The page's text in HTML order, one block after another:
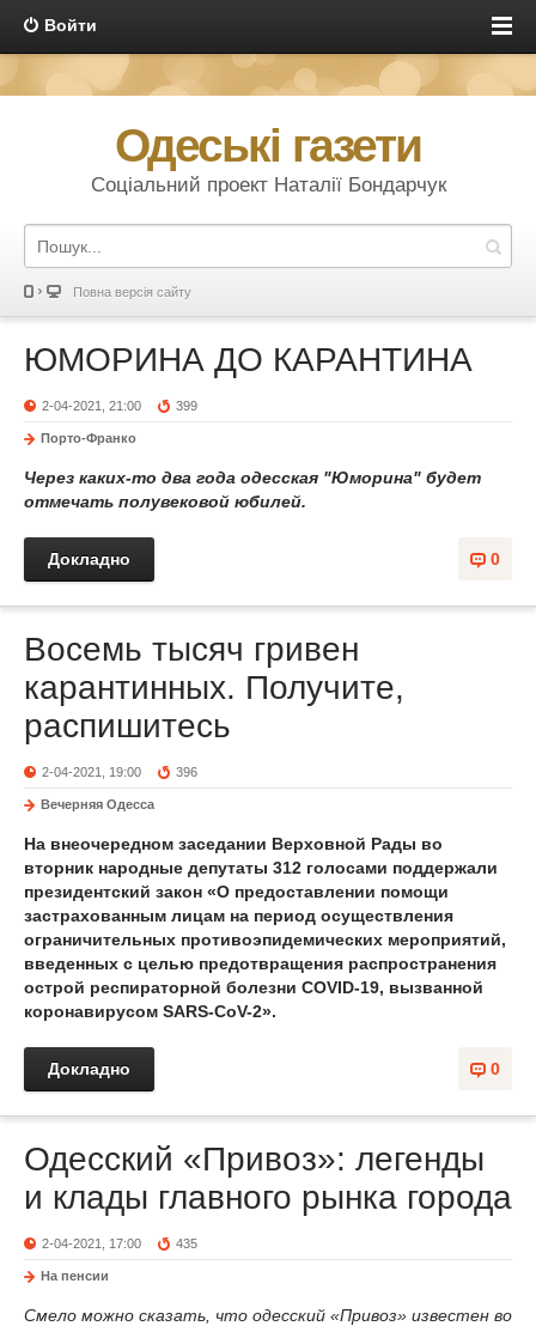
Войти
Одеські газети
Соціальний проект Наталії Бондарчук
Повна версія сайту
ЮМОРИНА ДО КАРАНТИНА
2-04-2021, 21:00 399
Порто-Франко
Через каких-то два года одесская "Юморина" будет
отмечать полувековой юбилей.
0
Докладно
Восемь тысяч гривен
карантинных. Получите,
распишитесь
2-04-2021, 19:00 396
Вечерняя Одесса
На внеочередном заседании Верховной Рады во
вторник народные депутаты 312 голосами поддержали
президентский закон «О предоставлении помощи
застрахованным лицам на период осуществления
ограничительных противоэпидемических мероприятий,
введенных с целью предотвращения распространения
острой респираторной болезни COVID-19, вызванной
коронавирусом SARS-CoV-2».
0
Докладно
Одесский «Привоз»: легенды
и клады главного рынка города
2-04-2021, 17:00 435
На пенсии
Смело можно сказать, что одесский «Привоз» известен во